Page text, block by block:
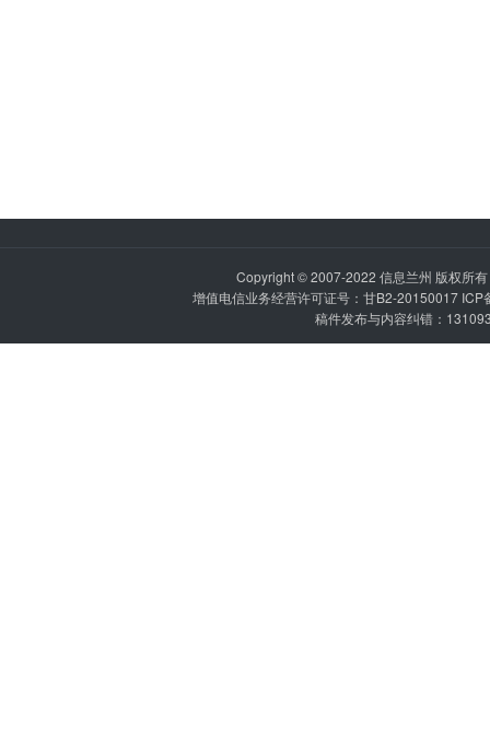
Copyright © 2007-2022 信息兰州 版权所
增值电信业务经营许可证号：甘B2-20150017 ICP
稿件发布与内容纠错：